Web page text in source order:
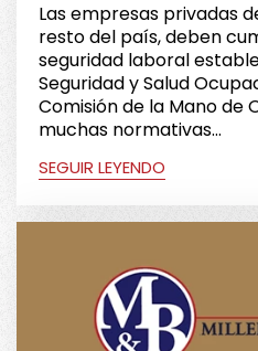
Las empresas privadas
resto del país, deben
seguridad laboral
Seguridad y Salud
Comisión de la Mano de
muchas normativas...
SEGUIR LEYENDO